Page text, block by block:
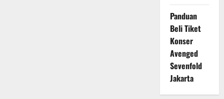
Panduan
Beli Tiket
Konser
Avenged
Sevenfold
Jakarta